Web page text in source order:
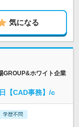
気になる
GROUP&ホワイト企業
【CAD事務】/c
学歴不問